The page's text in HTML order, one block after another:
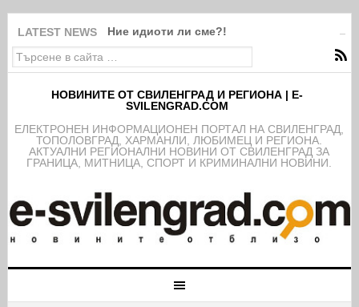
LATEST NEWS Ние идиоти ли сме?!
НОВИНИТЕ ОТ СВИЛЕНГРАД И РЕГИОНА | E-
SVILENGRAD.COM
EЛЕКТРОНЕН ИНФОРМАЦИОНЕН ПОРТАЛ НА СВИЛЕНГРАД,
ТОПОЛОВГРАД, ХАРМАНЛИ, ЛЮБИМЕЦ И РЕГИОНА.
АКТУАЛНИ РЕГИОНАЛНИ НОВИНИ ОТ СВИЛЕНГРАД ЗА
ГРАНИЦА, МИТНИЦА, СПОРТ И КРИМИНАЛНИ НОВИНИ.